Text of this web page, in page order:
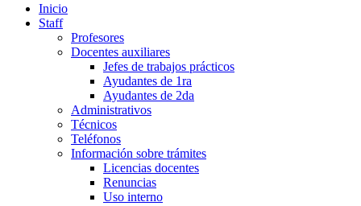
Inicio
Staff
Profesores
Docentes auxiliares
Jefes de trabajos prácticos
Ayudantes de 1ra
Ayudantes de 2da
Administrativos
Técnicos
Teléfonos
Información sobre trámites
Licencias docentes
Renuncias
Uso interno